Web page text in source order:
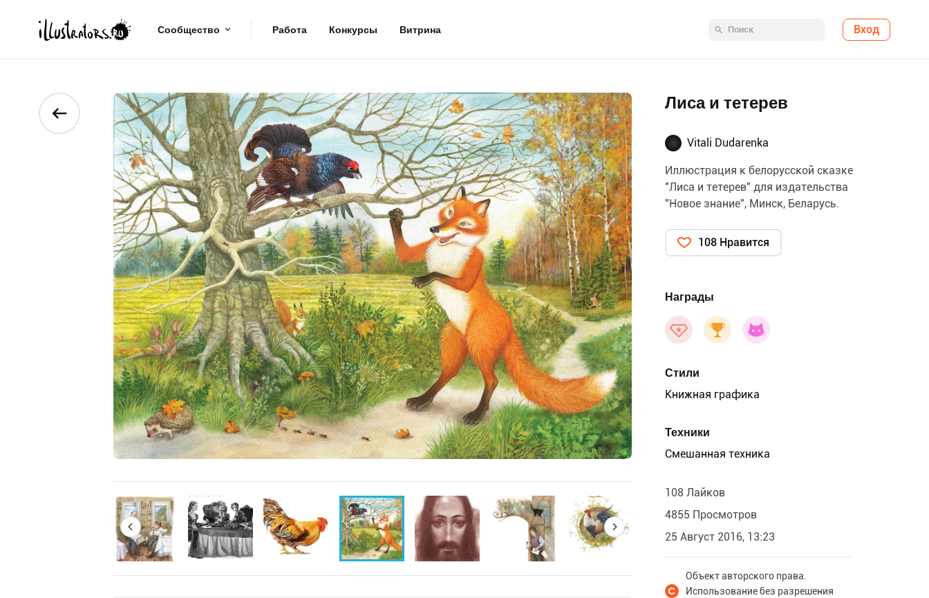
Сообщество Работа Конкурсы Витрина Вход
Лиса и тетерев
Vitali Dudarenka
Иллюстрация к белорусской сказке
"Лиса и тетерев" для издательства
"Новое знание", Минск, Беларусь.
108 Нравится
Награды
Стили
Книжная графика
Техники
Смешанная техника
108 Лайков
4855 Просмотров
25 Август 2016, 13:23
Объект авторского права.
Использование без разрешения